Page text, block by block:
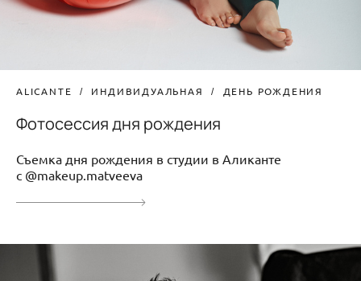
ALICANTE ИНДИВИДУАЛЬНАЯ ДЕНЬ РОЖДЕНИЯ
Фотосессия дня рождения
Съемка дня рождения в студии в Аликанте
с @makeup.matveeva